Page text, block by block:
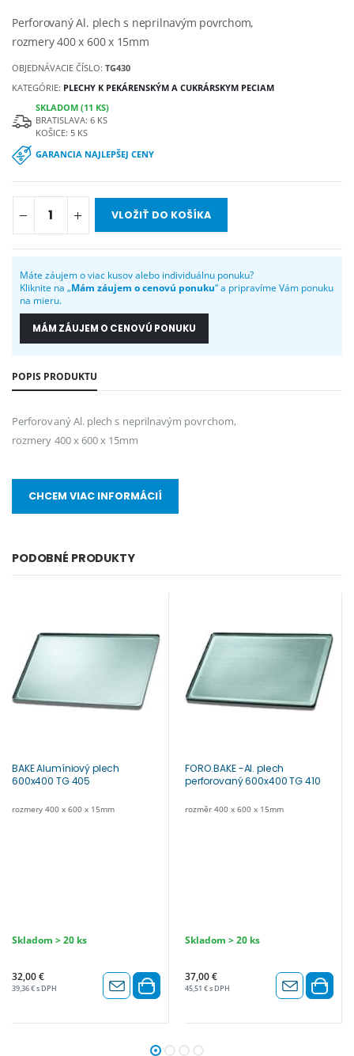
Perforovaný Al. plech s neprilnavým povrchom,
rozmery 400 x 600 x 15mm
OBJEDNÁVACIE ČÍSLO:TG430
KATEGÓRIE: PLECHY K PEKÁRENSKÝM A CUKRÁRSKYM PECIAM
SKLADOM (11 KS)
BRATISLAVA: 6 KS
KOŠICE: 5 KS
GARANCIA NAJLEPŠEJ CENY
VLOŽIŤ DO KOŠÍKA
Máte záujem o viac kusov alebo individuálnu ponuku?
Kliknite na „Mám záujem o cenovú ponuku“ a pripravíme Vám ponuku
na mieru.
MÁM ZÁUJEM O CENOVÚ PONUKU
POPIS PRODUKTU
Perforovaný Al. plech s neprilnavým povrchom,
rozmery 400 x 600 x 15mm
CHCEM VIAC INFORMÁCIÍ
PODOBNÉ PRODUKTY
BAKE Alumíniový plech
600x400 TG 405
rozmery 400 x 600 x 15mm
Skladom > 20 ks
32,00 €
39,36 € s DPH
FORO.BAKE -Al. plech
perforovaný 600x400 TG 410
rozměr 400 x 600 x 15mm
Skladom > 20 ks
37,00 €
45,51 € s DPH